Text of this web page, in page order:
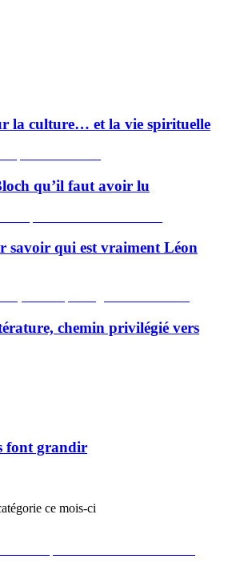
la culture… et la vie spirituelle
qu’il faut avoir lu
savoir qui est vraiment Léon
chemin privilégié vers
font grandir
ce mois-ci